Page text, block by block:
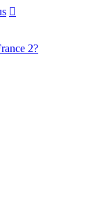
2?